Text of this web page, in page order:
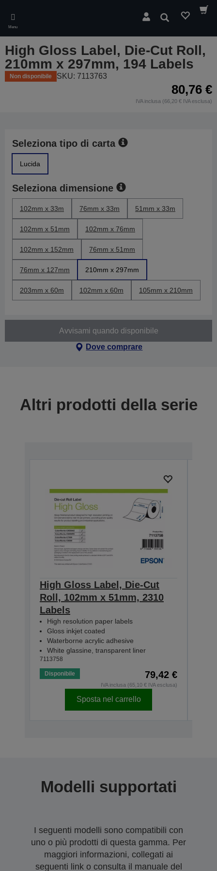
main
content
Menu
Cerca
High Gloss Label, Die-Cut Roll,
210mm x 297mm, 194 Labels
Non disponibile SKU: 7113763
80,76 €
IVA inclusa (66,20 € IVA esclusa)
Seleziona tipo di carta
Lucida
Seleziona dimensione
102mm x 33m 76mm x 33m 51mm x 33m
102mm x 51mm 102mm x 76mm
102mm x 152mm 76mm x 51mm
76mm x 127mm 210mm x 297mm
203mm x 60m 102mm x 60m 105mm x 210mm
Avvisami quando disponibile
Dove comprare
Altri prodotti della serie
High Gloss Label, Die-Cut
Roll, 102mm x 51mm, 2310
Labels
High resolution paper labels
Gloss inkjet coated
Waterborne acrylic adhesive
White glassine, transparent liner
7113758
Disponibile 79,42 €
IVA inclusa (65,10 € IVA esclusa)
Sposta nel carrello
Modelli supportati
I seguenti modelli sono compatibili con
uno o più prodotti di questa gamma. Per
maggiori informazioni, collegati ai
seguenti link o consulta il manuale del